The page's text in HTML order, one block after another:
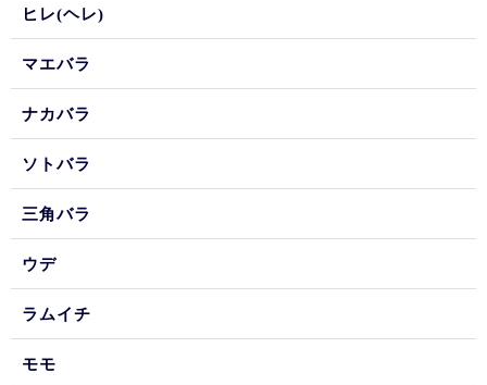
ヒレ(ヘレ)
マエバラ
ナカバラ
ソトバラ
三角バラ
ウデ
ラムイチ
モモ